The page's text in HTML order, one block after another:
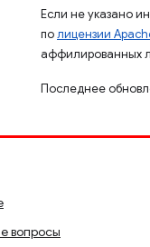
Если не указано
полицензии
аффилированных
Последнее
вопросы